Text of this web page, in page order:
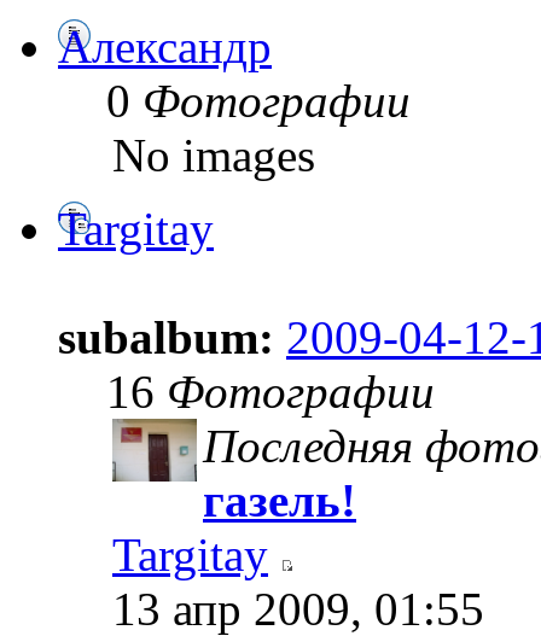
Александр
0 Фотографии
No images
Targitay
subalbum: 2009-04-12-
16 Фотографии
Последняя
газель!
Targitay
13 апр 2009, 01:55